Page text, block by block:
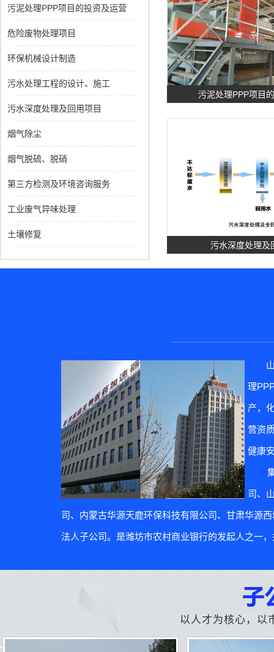
污泥处理PPP项目的投资及运营
危险废物处理项目
环保机械设计制造
污水处理工程的设计、施工
污水深度处理及回用项目
烟气除尘
烟气脱硫、脱硝
第三方检测及环境咨询服务
工业废气异味处理
土壤修复
污泥处理PPP项目
污水深度处理及
土壤修复
理
产，
营资
健康
集团
司、
司、内蒙古华源天鹿环保科技有限公司、甘肃华源
法人子公司。是潍坊市农村商业银行的发起人之一
以人才为核心，以